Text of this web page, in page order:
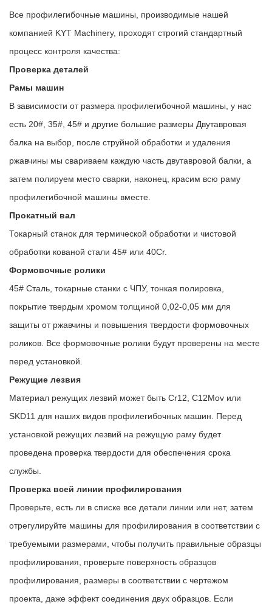
Все профилегибочные машины, производимые нашей
компанией KYT Machinery, проходят строгий стандартный
процесс контроля качества:
Проверка деталей
Рамы машин
В зависимости от размера профилегибочной машины, у нас
есть 20#, 35#, 45# и другие большие размеры Двутавровая
балка на выбор, после струйной обработки и удаления
ржавчины мы свариваем каждую часть двутавровой балки, а
затем полируем место сварки, наконец, красим всю раму
профилегибочной машины вместе.
Прокатный вал
Токарный станок для термической обработки и чистовой
обработки кованой стали 45# или 40Cr.
Формовочные ролики
45# Сталь, токарные станки с ЧПУ, тонкая полировка,
покрытие твердым хромом толщиной 0,02-0,05 мм для
защиты от ржавчины и повышения твердости формовочных
роликов. Все формовочные ролики будут проверены на месте
перед установкой.
Режущие лезвия
Материал режущих лезвий может быть Cr12, C12Mov или
SKD11 для наших видов профилегибочных машин. Перед
установкой режущих лезвий на режущую раму будет
проведена проверка твердости для обеспечения срока
службы.
Проверка всей линии профилирования
Проверьте, есть ли в списке все детали линии или нет, затем
отрегулируйте машины для профилирования в соответствии с
требуемыми размерами, чтобы получить правильные образцы
профилирования, проверьте поверхность образцов
профилирования, размеры в соответствии с чертежом
проекта, даже эффект соединения двух образцов. Если